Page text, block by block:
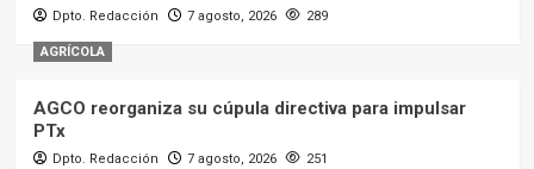
Dpto. Redacción 7 agosto, 2026 289
AGRÍCOLA
AGCO reorganiza su cúpula directiva para impulsar
PTx
Dpto. Redacción 7 agosto, 2026 251